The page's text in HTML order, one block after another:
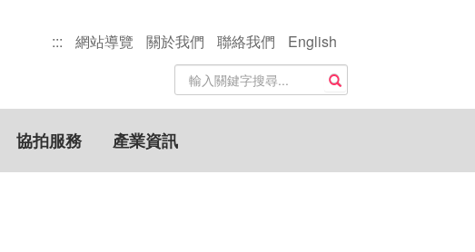
::: 網站導覽 關於我們 聯絡我們
English
站
內
搜
尋
關
鍵
搜尋
協拍服務 產業資訊